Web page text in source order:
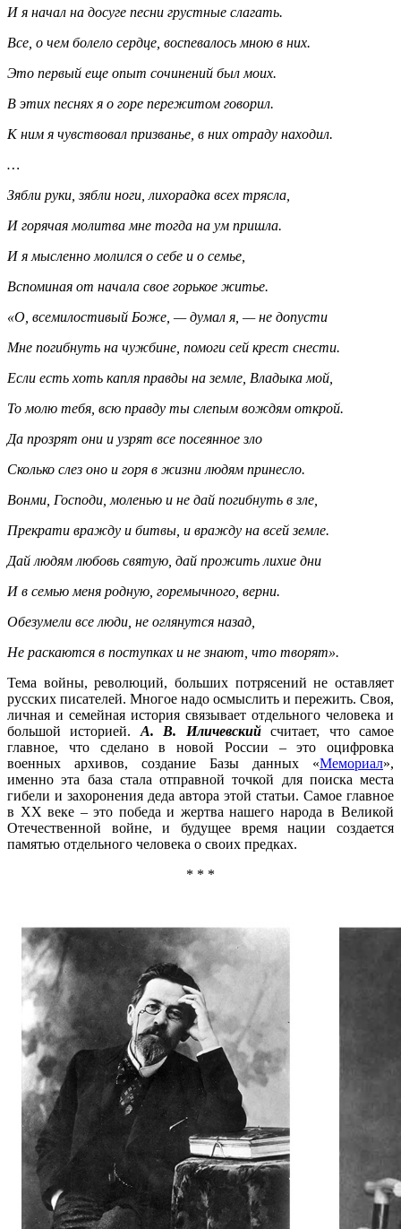
И я начал на досуге песни грустные слагать.
Все, о чем болело сердце, воспевалось мною в них.
Это первый еще опыт сочинений был моих.
В этих песнях я о горе пережитом говорил.
К ним я чувствовал призванье, в них отраду находил.
…
Зябли руки, зябли ноги, лихорадка всех трясла,
И горячая молитва мне тогда на ум пришла.
И я мысленно молился о себе и о семье,
Вспоминая от начала свое горькое житье.
«О, всемилостивый Боже, — думал я, — не допусти
Мне погибнуть на чужбине, помоги сей крест снести.
Если есть хоть капля правды на земле, Владыка мой,
То молю тебя, всю правду ты слепым вождям открой.
Да прозрят они и узрят все посеянное зло
Сколько слез оно и горя в жизни людям принесло.
Вонми, Господи, моленью и не дай погибнуть в зле,
Прекрати вражду и битвы, и вражду на всей земле.
Дай людям любовь святую, дай прожить лихие дни
И в семью меня родную, горемычного, верни.
Обезумели все люди, не оглянутся назад,
Не раскаются в поступках и не знают, что творят».
Тема войны, революций, больших потрясений не оставляет
русских писателей. Многое надо осмыслить и пережить. Своя,
личная и семейная история связывает отдельного человека и
большой историей. А. В. Иличевскийсчитает, что самое
главное, что сделано в новой России – это оцифровка
военных архивов, создание Базы данных «Мемориал»,
именно эта база стала отправной точкой для поиска места
гибели и захоронения деда автора этой статьи. Самое главное
в ХХ веке – это победа и жертва нашего народа в Великой
Отечественной войне, и будущее время нации создается
памятью отдельного человека о своих предках.
* * *